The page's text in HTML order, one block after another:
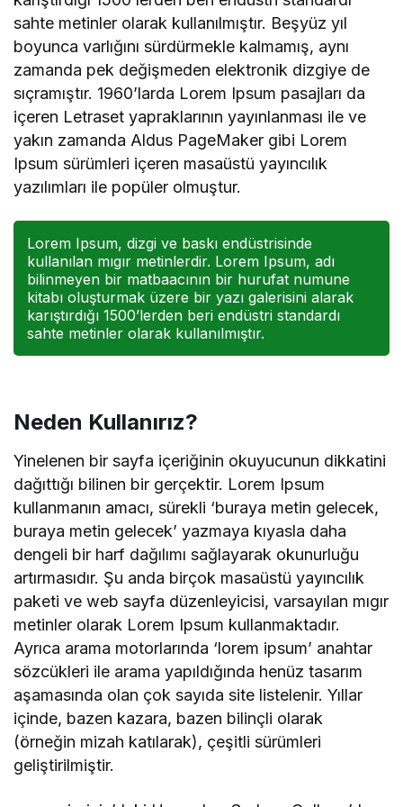
sahte metinler olarak kullanılmıştır. Beşyüz yıl
boyunca varlığını sürdürmekle kalmamış, aynı
zamanda pek değişmeden elektronik dizgiye de
sıçramıştır. 1960’larda Lorem Ipsum pasajları da
içeren Letraset yapraklarının yayınlanması ile ve
yakın zamanda Aldus PageMaker gibi Lorem
Ipsum sürümleri içeren masaüstü yayıncılık
yazılımları ile popüler olmuştur.
Lorem Ipsum, dizgi ve baskı endüstrisinde
kullanılan mıgır metinlerdir. Lorem Ipsum, adı
bilinmeyen bir matbaacının bir hurufat numune
kitabı oluşturmak üzere bir yazı galerisini alarak
karıştırdığı 1500’lerden beri endüstri standardı
sahte metinler olarak kullanılmıştır.
Neden Kullanırız?
Yinelenen bir sayfa içeriğinin okuyucunun dikkatini
dağıttığı bilinen bir gerçektir. Lorem Ipsum
kullanmanın amacı, sürekli ‘buraya metin gelecek,
buraya metin gelecek’ yazmaya kıyasla daha
dengeli bir harf dağılımı sağlayarak okunurluğu
artırmasıdır. Şu anda birçok masaüstü yayıncılık
paketi ve web sayfa düzenleyicisi, varsayılan mıgır
metinler olarak Lorem Ipsum kullanmaktadır.
Ayrıca arama motorlarında ‘lorem ipsum’ anahtar
sözcükleri ile arama yapıldığında henüz tasarım
aşamasında olan çok sayıda site listelenir. Yıllar
içinde, bazen kazara, bazen bilinçli olarak
(örneğin mizah katılarak), çeşitli sürümleri
geliştirilmiştir.